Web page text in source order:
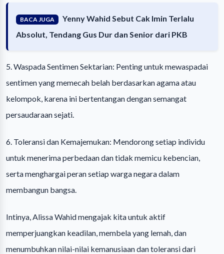
BACA JUGA
Yenny Wahid Sebut Cak Imin Terlalu
Absolut, Tendang Gus Dur dan Senior dari PKB
5. Waspada Sentimen Sektarian: Penting untuk mewaspadai
sentimen yang memecah belah berdasarkan agama atau
kelompok, karena ini bertentangan dengan semangat
persaudaraan sejati.
6. Toleransi dan Kemajemukan: Mendorong setiap individu
untuk menerima perbedaan dan tidak memicu kebencian,
serta menghargai peran setiap warga negara dalam
membangun bangsa.
Intinya, Alissa Wahid mengajak kita untuk aktif
memperjuangkan keadilan, membela yang lemah, dan
menumbuhkan nilai-nilai kemanusiaan dan toleransi dari